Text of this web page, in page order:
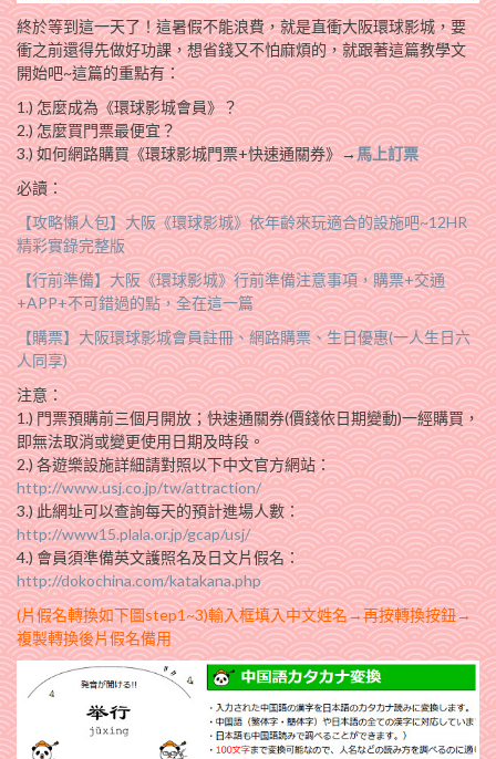
終於等到這一天了！這暑假不能浪費，就是直衝大阪環球影城，要
衝之前還得先做好功課，想省錢又不怕麻煩的，就跟著這篇教學文
開始吧~這篇的重點有：
1.) 怎麼成為《環球影城會員》？
2.) 怎麼買門票最便宜？
3.) 如何網路購買《環球影城門票+快速通關券》→馬上訂票
必讀：
【攻略懶人包】大阪《環球影城》依年齡來玩適合的設施吧~12HR
精彩實錄完整版
【行前準備】大阪《環球影城》行前準備注意事項，購票+交通
+APP+不可錯過的點，全在這一篇
【購票】大阪環球影城會員註冊、網路購票、生日優惠(一人生日六
人同享)
注意：
1.) 門票預購前三個月開放；快速通關券(價錢依日期變動)一經購買，
即無法取消或變更使用日期及時段。
2.) 各遊樂設施詳細請對照以下中文官方網站：
http://www.usj.co.jp/tw/attraction/
3.) 此網址可以查詢每天的預計進場人數：
http://www15.plala.or.jp/gcap/usj/
4.) 會員須準備英文護照名及日文片假名：
http://dokochina.com/katakana.php
(片假名轉換如下圖step1~3)輸入框填入中文姓名→再按轉換按鈕→
複製轉換後片假名備用